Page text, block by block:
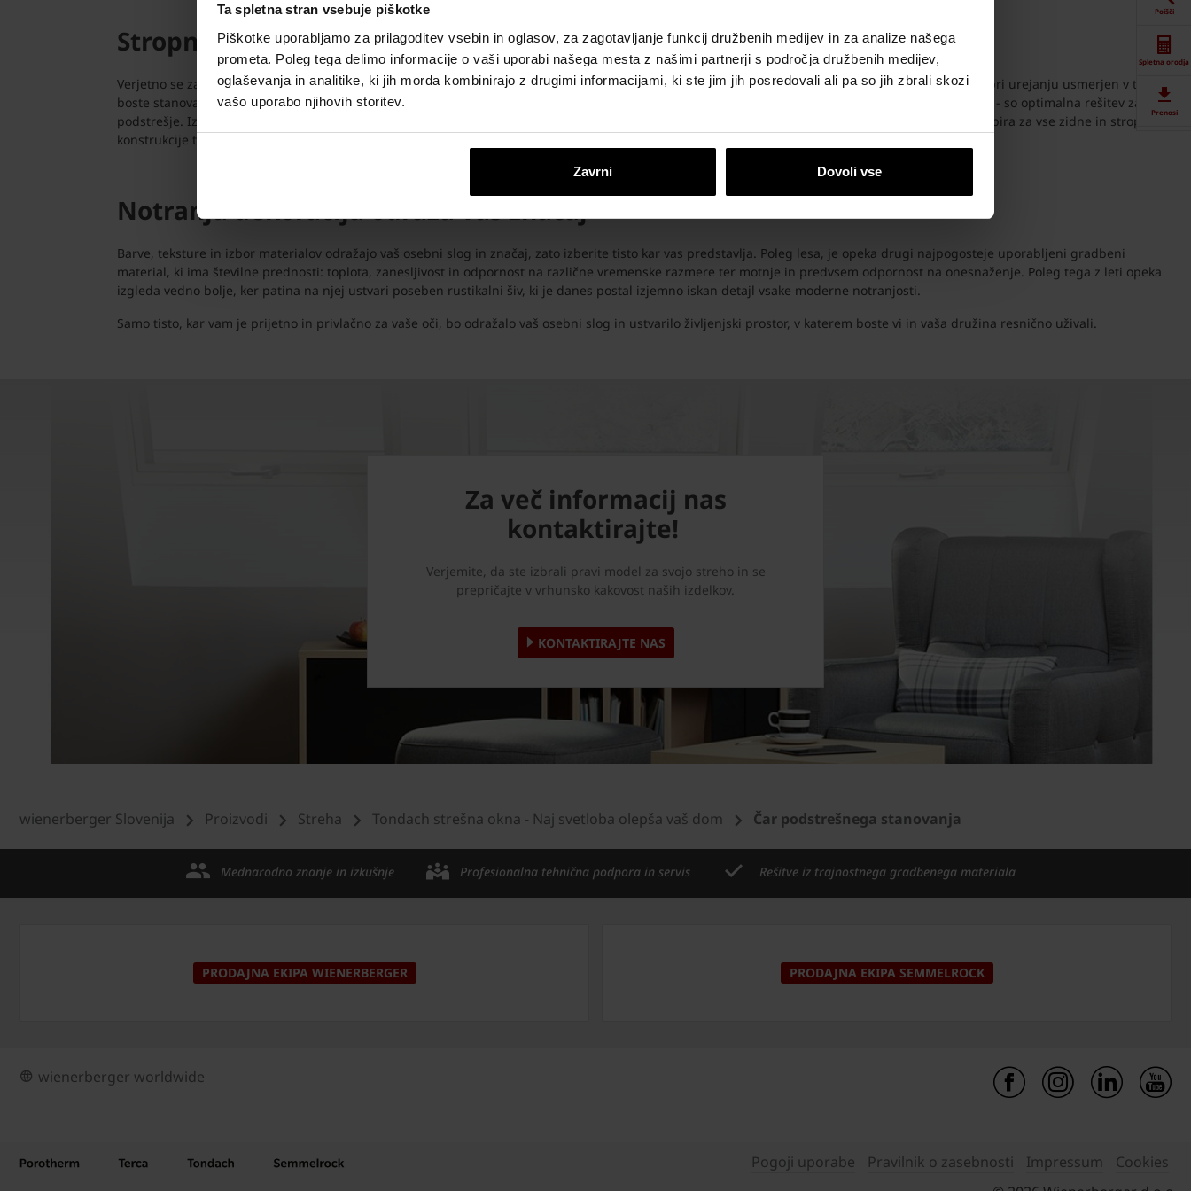
Ta spletna stran vsebuje piškotke
Piškotke uporabljamo za prilagoditev vsebin in oglasov, za zagotavljanje funkcij družbenih medijev in za analize našega
prometa. Poleg tega delimo informacije o vaši uporabi našega mesta z našimi partnerji s področja družbenih medijev,
oglaševanja in analitike, ki jih morda kombinirajo z drugimi informacijami, ki ste jim jih posredovali ali pa so jih zbrali skozi
vašo uporabo njihovih storitev.
Zavrni Dovoli vse
Stropne in stenske rešitve ter izolacija
Verjetno se zavedate, da vam bosta kvalitetna gradnja in dobra izolacija v prihodnosti prihranila veliko energije in denarja, zato naj bo vaš navdih pri urejanju usmerjen v to, da
boste stanovanje naredili trajno in učinkovito. Porotherm linije opečnih izdelkov - od zunanjega ovoja do predelnih sten, preklad ter stropnih polnil - so optimalna rešitev za
podstrešje. Izdelki so izdelani iz brušene, porozne opeke, so trpežni in odporni na potrese, zagotavljajo enostavno in hitro gradnjo ter so logična izbira za vse zidne in stropne
konstrukcije ter nadgradnje, saj sta zagotovljena kakovost in trajnost.
Notranja dekoracija odraža vaš značaj
Barve, teksture in izbor materialov odražajo vaš osebni slog in značaj, zato izberite tisto kar vas predstavlja. Poleg lesa, je opeka drugi najpogosteje uporabljeni gradbeni
material, ki ima številne prednosti: toplota, zanesljivost in odpornost na različne vremenske razmere ter motnje in predvsem odpornost na onesnaženje. Poleg tega z leti opeka
izgleda vedno bolje, ker patina na njej ustvari poseben rustikalni šiv, ki je danes postal izjemno iskan detajl vsake moderne notranjosti.
Samo tisto, kar vam je prijetno in privlačno za vaše oči, bo odražalo vaš osebni slog in ustvarilo življenjski prostor, v katerem boste vi in vaša družina resnično uživali.
Za več informacij nas
kontaktirajte!
Verjemite, da ste izbrali pravi model za svojo streho in se
prepričajte v vrhunsko kakovost naših izdelkov.
KONTAKTIRAJTE NAS
Poišči
Spletna orodja
Prenosi
wienerberger Slovenija Proizvodi Streha Tondach strešna okna - Naj svetloba olepša vaš dom Čar podstrešnega stanovanja
Mednarodno znanje in izkušnje Profesionalna tehnična podpora in servis Rešitve iz trajnostnega gradbenega materiala
PRODAJNA EKIPA WIENERBERGER PRODAJNA EKIPA SEMMELROCK
wienerberger worldwide
Pogoji uporabe Pravilnik o zasebnosti Impressum
Cookies